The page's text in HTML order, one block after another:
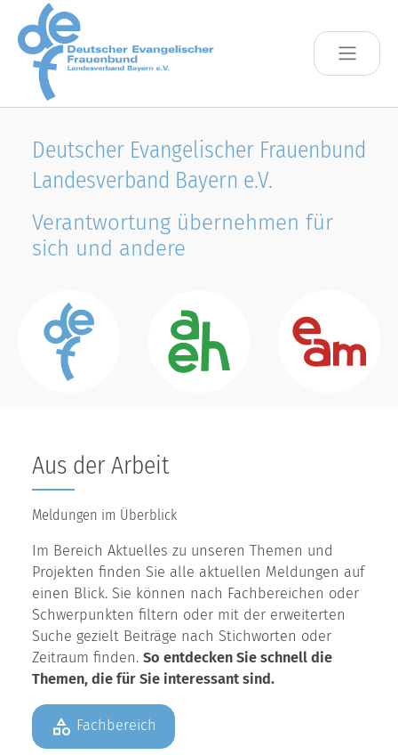
Skip to main content
Deutscher Evangelischer Frauenbund
Landesverband Bayern e.V.
Verantwortung übernehmen für
sich und andere
Aus der Arbeit
Meldungen im Überblick
Im Bereich Aktuelles zu unseren Themen und
Projekten finden Sie alle aktuellen Meldungen auf
einen Blick. Sie können nach Fachbereichen oder
Schwerpunkten filtern oder mit der erweiterten
Suche gezielt Beiträge nach Stichworten oder
Zeitraum finden. So entdecken Sie schnell die
Themen, die für Sie interessant sind.
Fachbereich